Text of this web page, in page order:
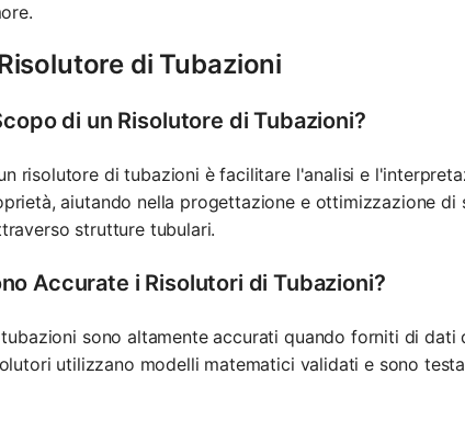
di Tubazioni
di un Risolutore di Tubazioni?
risolutore di tubazioni è facilitare l'analisi e
aiutando nella progettazione e ottimizzazione
strutture tubulari.
Accurate i Risolutori di Tubazioni?
sono altamente accurati quando forniti di
utilizzano modelli matematici validati e sono